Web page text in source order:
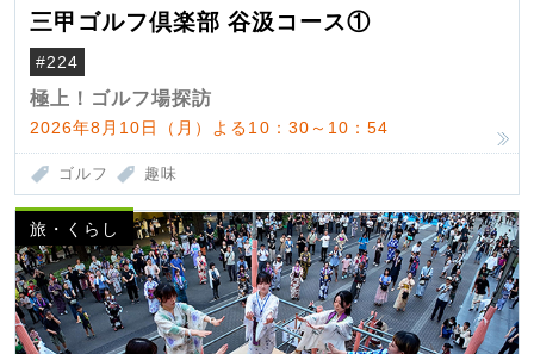
三甲ゴルフ倶楽部 谷汲コース①
#224
極上！ゴルフ場探訪
2026年8月10日（月）よる10：30～10：54
ゴルフ 趣味
旅・くらし